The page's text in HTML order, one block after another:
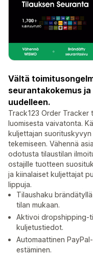
Vältä
seurantakokemus
uudelleen.
Track123 Order Tracker
luomisesta vaivatonta.
kuljettajan
tekemiseen. Vähennä
odotusta tilaustilan
ostajille tuotteen
ja kiinalaiset kuljettajat
lippuja.
Tilaushaku
tilan mukaan.
Aktivoi dropshipping-
kuljetustiedot.
Automaattinen
estäminen.